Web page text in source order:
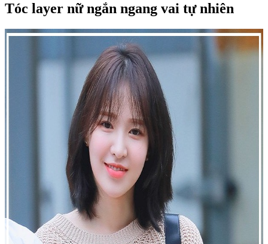
Tóc layer nữ ngắn ngang vai tự nhiên